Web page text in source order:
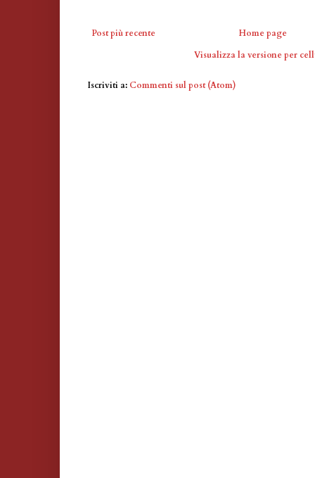
Post più recente
Home page
Visualizza la versione per
Iscriviti a: Commenti sul post (Atom)